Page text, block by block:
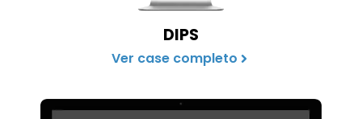
DIPS
Ver case completo